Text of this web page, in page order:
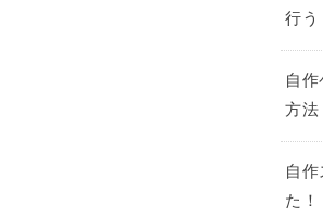
行う
自
方法
自
た！